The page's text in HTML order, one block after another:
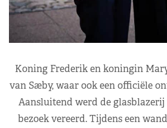
Koning Frederik en koningin
van Sæby, waar ook een officiële
Aansluitend werd de
bezoek vereerd. Tijdens een